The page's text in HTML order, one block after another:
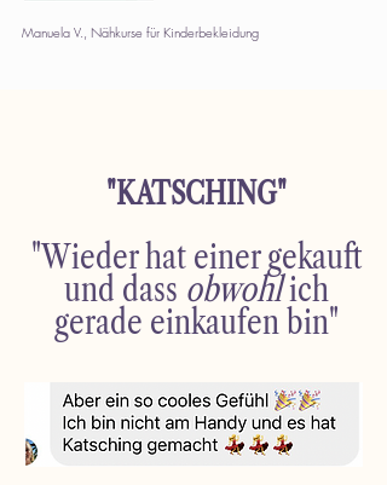
Manuela V., Nähkurse für Kinderbekleidung
"KATSCHING"
"Wieder hat einer gekauft
und dass obwohlich
gerade einkaufen bin"